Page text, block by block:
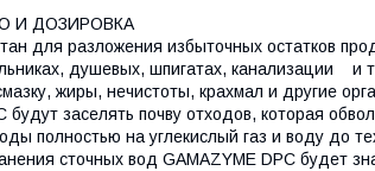
И ДОЗИРОВКА
для разложения избыточных остатков
душевых, шпигатах, канализации
жиры, нечистоты, крахмал и другие
будут заселять почву отходов, которая
полностью на углекислый газ и воду до
сточных вод GAMAZYME DPC будет